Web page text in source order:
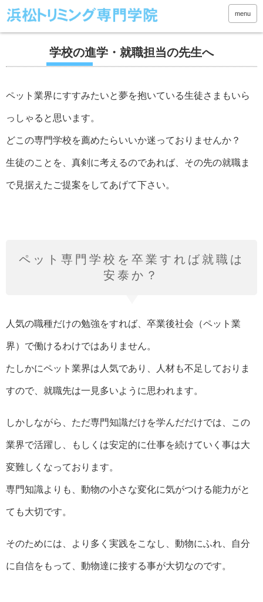
menu
学校の進学・就職担当の先生へ
ペット業界にすすみたいと夢を抱いている生徒さまもいら
っしゃると思います。
どこの専門学校を薦めたらいいか迷っておりませんか？
生徒のことを、真剣に考えるのであれば、その先の就職ま
で見据えたご提案をしてあげて下さい。
ペット専門学校を卒業すれば就職は
安泰か？
人気の職種だけの勉強をすれば、卒業後社会（ペット業
界）で働けるわけではありません。
たしかにペット業界は人気であり、人材も不足しておりま
すので、就職先は一見多いように思われます。
しかしながら、ただ専門知識だけを学んだだけでは、この
業界で活躍し、もしくは安定的に仕事を続けていく事は大
変難しくなっております。
専門知識よりも、動物の小さな変化に気がつける能力がと
ても大切です。
そのためには、より多く実践をこなし、動物にふれ、自分
に自信をもって、動物達に接する事が大切なのです。